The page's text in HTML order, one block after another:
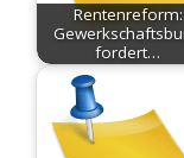
Rentenreform:
fordert…